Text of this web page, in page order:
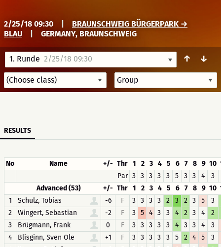
2/25/18 09:30
BRAUNSCHWEIG BÜRGERPARK →
BLAU
GERMANY, BRAUNSCHWEIG
1. Runde 2/25/18 09:30 ↑ ↓
RESULTS
No Name +/- Thr 1 2 3 4 5 6 7 8 9 10
Par 3 3 3 3 3 5 3 3 4
3
Advanced (53)
+/- Thr 1 2 3 4 5 6 7 8 9 10
1
Schulz, Tobias -6 F 3 3 3 3 2 3 2 3 5
3
2
Wingert, Sebastian -2 F 3 5 4 3 3 4 2 3 4
2
3
Brügmann, Frank 0 F 3 3 3 3 3 4 3 3 4
3
4
Blisginn, Sven Ole +1 F 3 3 3 3 3 5 2 4 5
3